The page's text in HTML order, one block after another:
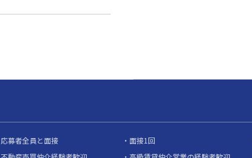
応募者全員と面接 面接1回